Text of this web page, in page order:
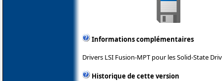
Informations complémentaires
Drivers LSI Fusion-MPT pour les Solid-State
Historique de cette version